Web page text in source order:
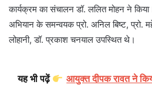
कार्यक्रम का संचालन डॉ. ललित मोहन ने
अभियान के समन्वयक प्रो. अनिल बिष्ट, प्रो.
लोहानी, डॉ. प्रकाश चनयाल उपस्थित थे।
यह भी पढ़ें
आयुक्त दीपक रावत ने